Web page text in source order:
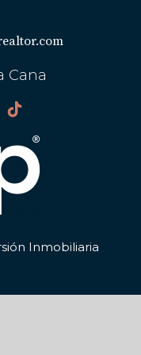
Cana
Inmobiliaria